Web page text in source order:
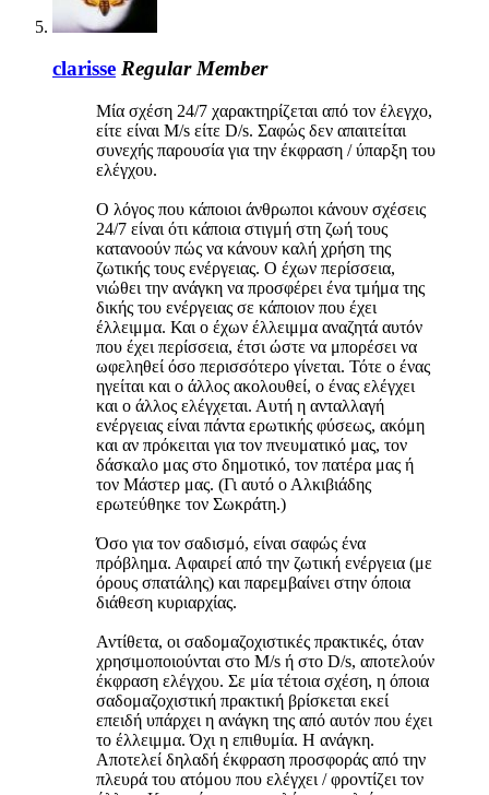
clarisse Regular Member
Μία σχέση 24/7 χαρακτηρίζεται από τον έλεγχο,
είτε είναι M/s είτε D/s. Σαφώς δεν απαιτείται
συνεχής παρουσία για την έκφραση / ύπαρξη του
ελέγχου.
Ο λόγος που κάποιοι άνθρωποι κάνουν σχέσεις
24/7 είναι ότι κάποια στιγμή στη ζωή τους
κατανοούν πώς να κάνουν καλή χρήση της
ζωτικής τους ενέργειας. Ο έχων περίσσεια,
νιώθει την ανάγκη να προσφέρει ένα τμήμα της
δικής του ενέργειας σε κάποιον που έχει
έλλειμμα. Και ο έχων έλλειμμα αναζητά αυτόν
που έχει περίσσεια, έτσι ώστε να μπορέσει να
ωφεληθεί όσο περισσότερο γίνεται. Τότε ο ένας
ηγείται και ο άλλος ακολουθεί, ο ένας ελέγχει
και ο άλλος ελέγχεται. Αυτή η ανταλλαγή
ενέργειας είναι πάντα ερωτικής φύσεως, ακόμη
και αν πρόκειται για τον πνευματικό μας, τον
δάσκαλο μας στο δημοτικό, τον πατέρα μας ή
τον Μάστερ μας. (Γι αυτό ο Αλκιβιάδης
ερωτεύθηκε τον Σωκράτη.)
Όσο για τον σαδισμό, είναι σαφώς ένα
πρόβλημα. Αφαιρεί από την ζωτική ενέργεια (με
όρους σπατάλης) και παρεμβαίνει στην όποια
διάθεση κυριαρχίας.
Αντίθετα, οι σαδομαζοχιστικές πρακτικές, όταν
χρησιμοποιούνται στο M/s ή στο D/s, αποτελούν
έκφραση ελέγχου. Σε μία τέτοια σχέση, η όποια
σαδομαζοχιστική πρακτική βρίσκεται εκεί
επειδή υπάρχει η ανάγκη της από αυτόν που έχει
το έλλειμμα. Όχι η επιθυμία. Η ανάγκη.
Αποτελεί δηλαδή έκφραση προσφοράς από την
πλευρά του ατόμου που ελέγχει / φροντίζει τον